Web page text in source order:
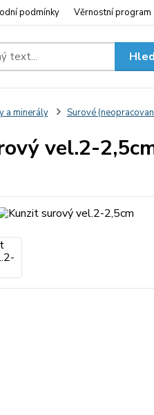
podmínky Věrnostní program
a minerály Surové
vel.2-